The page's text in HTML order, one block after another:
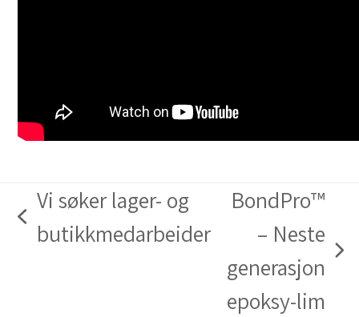
previous
Vi søker lager- og
butikkmedarbeider
next
post:
BondPro™
– Neste
generasjon
epoksy-lim